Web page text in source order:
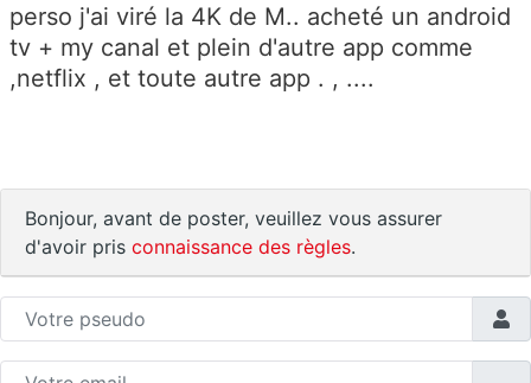
perso j'ai viré la 4K de M.. acheté un android
tv + my canal et plein d'autre app comme
,netflix , et toute autre app . , ....
Bonjour, avant de poster, veuillez vous assurer
d'avoir pris connaissance des règles.